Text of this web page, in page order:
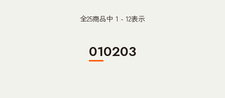
全25商品中 1 - 12表示
010203